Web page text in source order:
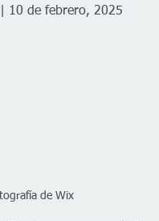
10 de febrero, 2025
de Wix